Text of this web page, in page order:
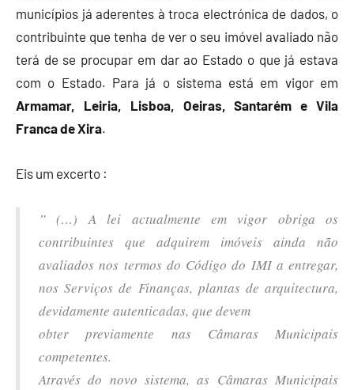
municípios já aderentes à troca electrónica de dados, o
contribuinte que tenha de ver o seu imóvel avaliado não
terá de se procupar em dar ao Estado o que já estava
com o Estado. Para já o sistema está em vigor em
Armamar, Leiria, Lisboa, Oeiras, Santarém e Vila
Franca de Xira.
Eis um excerto :
” (…) A lei actualmente em vigor obriga os
contribuintes que adquirem imóveis ainda não
avaliados nos termos do Código do IMI a entregar,
nos Serviços de Finanças, plantas de arquitectura,
devidamente autenticadas, que devem
obter previamente nas Câmaras Municipais
competentes.
Através do novo sistema, as Câmaras Municipais